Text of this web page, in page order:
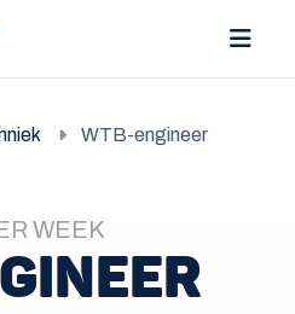
WTB-engineer
WEEK